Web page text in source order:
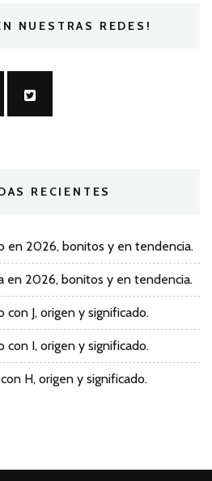
NUESTRAS REDES!
RECIENTES
en 2026, bonitos y en tendencia.
en 2026, bonitos y en tendencia.
J, origen y significado.
con I, origen y significado.
H, origen y significado.